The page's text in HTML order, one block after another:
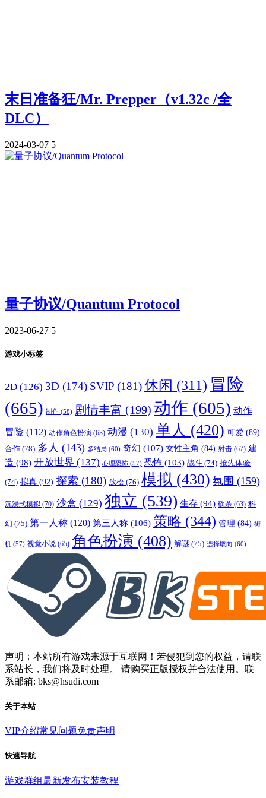
末日准备狂/Mr. Prepper（v1.32c /全
DLC）
2024-03-07 5
量子协议/Quantum Protocol
2023-06-27 5
游戏小标签
2D (126) 3D (174) SVIP (181)休闲 (311) 冒险
(665) 制作 (58) 剧情丰富 (199) 动作 (605) 动作
冒险 (112) 动作角色扮演 (63) 动漫 (130) 单人 (420) 可爱 (89)
合作 (78) 多人 (143) 多结局 (60) 奇幻 (107) 女性主角 (84) 射击 (67) 建
造 (98) 开放世界 (137) 心理恐怖 (57) 恐怖 (103) 战斗 (74) 抢先体验
(74) 拟真 (92) 探索 (180) 放松 (76) 模拟 (430) 氛围 (159)
沉浸式模拟 (70) 沙盒 (129) 独立 (539) 生存 (94) 砍杀 (63) 科
幻 (75) 第一人称 (120) 第三人称 (106) 策略 (344) 管理 (84) 街
机 (57) 视觉小说 (65) 角色扮演 (408) 解谜 (75) 选择取向 (60)
声明：本站所有游戏来源于互联网！若侵犯到您的权益，请联
系站长，我们将及时处理。 请购买正版授权并合法使用。联
系邮箱: bks@hsudi.com
关于本站
VIP介绍常见问题免责声明
快速导航
游戏群组最新发布安装教程